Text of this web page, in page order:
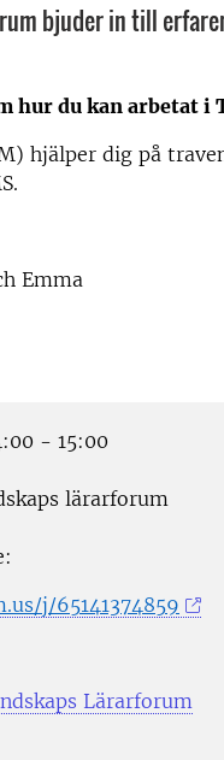
bjuder in till
hur du kan arbetat i
hjälper dig på
Emma
- 15:00
lärarforum
j/65141374859
Lärarforum